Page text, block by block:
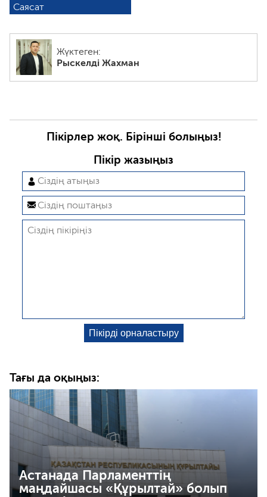
Саясат
Жүктеген:
Рыскелді Жахман
Пікірлер жоқ. Бірінші болыңыз!
Пікір жазыңыз
Тағы да оқыңыз:
Астанада Парламенттің
маңдайшасы «Құрылтай» болып